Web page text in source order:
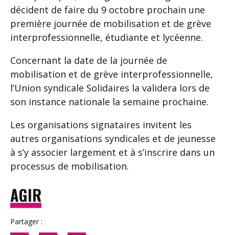
décident de faire du 9 octobre prochain une
première journée de mobilisation et de grève
interprofessionnelle, étudiante et lycéenne.
Concernant la date de la journée de
mobilisation et de grève interprofessionnelle,
l’Union syndicale Solidaires la validera lors de
son instance nationale la semaine prochaine.
Les organisations signataires invitent les
autres organisations syndicales et de jeunesse
à s’y associer largement et à s’inscrire dans un
processus de mobilisation.
AGIR
Partager :